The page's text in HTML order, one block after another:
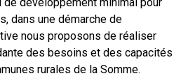
de développement minimal pour
dans une démarche de
nous proposons de réaliser
des besoins et des capacités
rurales de la Somme.